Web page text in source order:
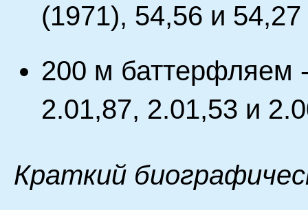
(1971), 54,56 и
200 м баттерфляем
2.01,87, 2.01,53 и
Краткий